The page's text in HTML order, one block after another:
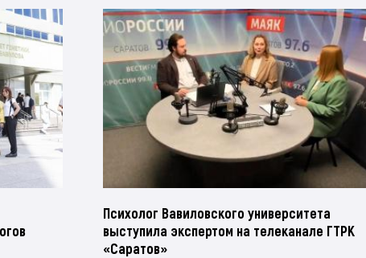
Психолог Вавиловского университета
выступила экспертом на телеканале ГТРК
«Саратов»